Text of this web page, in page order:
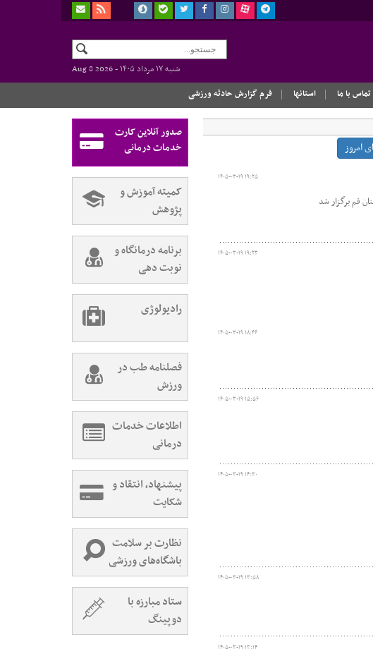
شنبه ۱۷ مرداد ۱۴۰۵ -
Aug 8 2026
تماس با ما استانها فرم گزارش حادثه ورزشی
امروز
۱۴۰۵-۰۳-۱۹ ۱۹:۲۵
قم برگزار شد
۱۴۰۵-۰۳-۱۹ ۱۹:۲۳
۱۴۰۵-۰۳-۱۹ ۱۸:۴۶
۱۴۰۵-۰۳-۱۹ ۱۵:۵۶
۱۴۰۵-۰۳-۱۹ ۱۴:۳۰
۱۴۰۵-۰۳-۱۹ ۱۳:۵۸
۱۴۰۵-۰۳-۱۹ ۱۳:۱۴
صدور آنلاین کارت
خدمات درمانی
کمیته آموزش و
پژوهش
برنامه درمانگاه و
نوبت دهی
رادیولوژی
فصلنامه طب در
ورزش
اطلاعات خدمات
درمانی
پیشنهاد، انتقاد و
شکایت
نظارت بر سلامت
باشگاه‌های ورزشی
ستاد مبارزه با
دوپینگ